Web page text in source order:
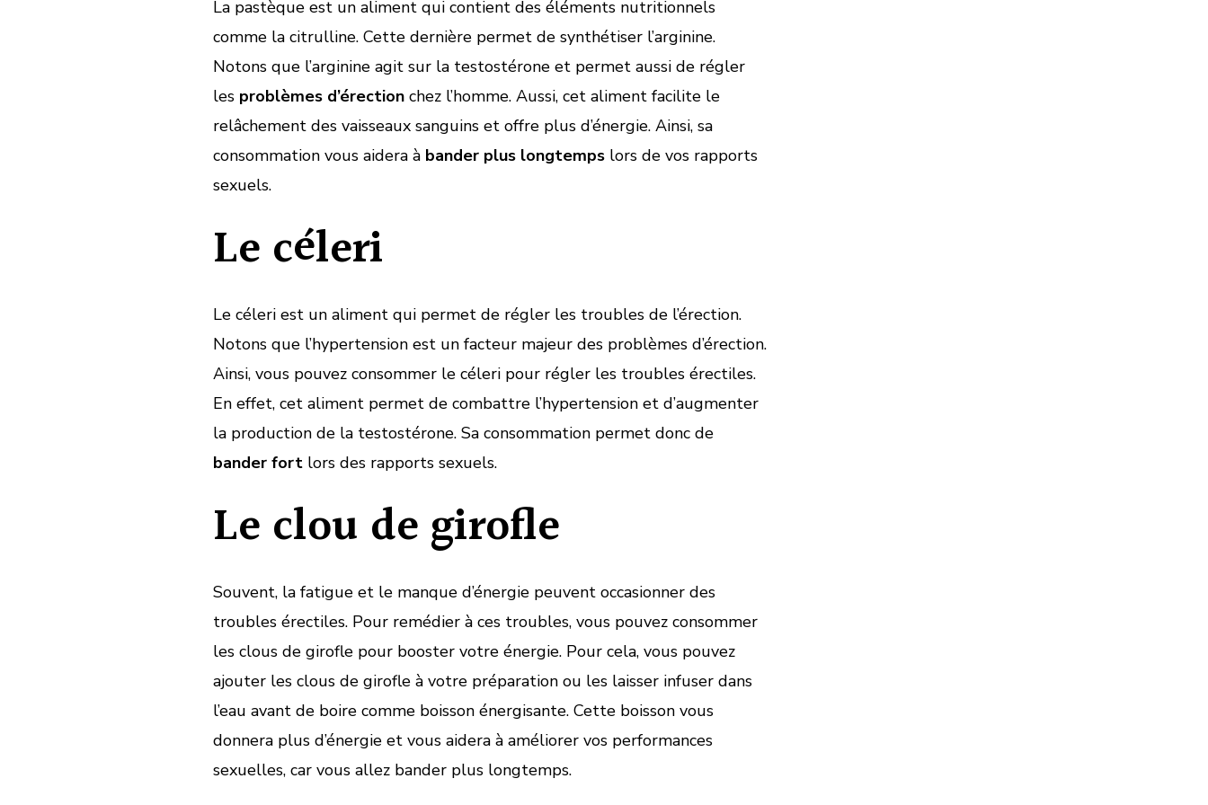
La pastèque est un aliment qui contient des éléments nutritionnels
comme la citrulline. Cette dernière permet de synthétiser l’arginine.
Notons que l’arginine agit sur la testostérone et permet aussi de régler
les problèmes d’érection chez l’homme. Aussi, cet aliment facilite le
relâchement des vaisseaux sanguins et offre plus d’énergie. Ainsi, sa
consommation vous aidera à bander plus longtemps lors de vos rapports
sexuels.
Le céleri
Le céleri est un aliment qui permet de régler les troubles de l’érection.
Notons que l’hypertension est un facteur majeur des problèmes d’érection.
Ainsi, vous pouvez consommer le céleri pour régler les troubles érectiles.
En effet, cet aliment permet de combattre l’hypertension et d’augmenter
la production de la testostérone. Sa consommation permet donc de
bander fort lors des rapports sexuels.
Le clou de girofle
Souvent, la fatigue et le manque d’énergie peuvent occasionner des
troubles érectiles. Pour remédier à ces troubles, vous pouvez consommer
les clous de girofle pour booster votre énergie. Pour cela, vous pouvez
ajouter les clous de girofle à votre préparation ou les laisser infuser dans
l’eau avant de boire comme boisson énergisante. Cette boisson vous
donnera plus d’énergie et vous aidera à améliorer vos performances
sexuelles, car vous allez bander plus longtemps.